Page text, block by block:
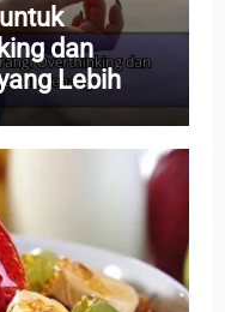
dan
Lebih